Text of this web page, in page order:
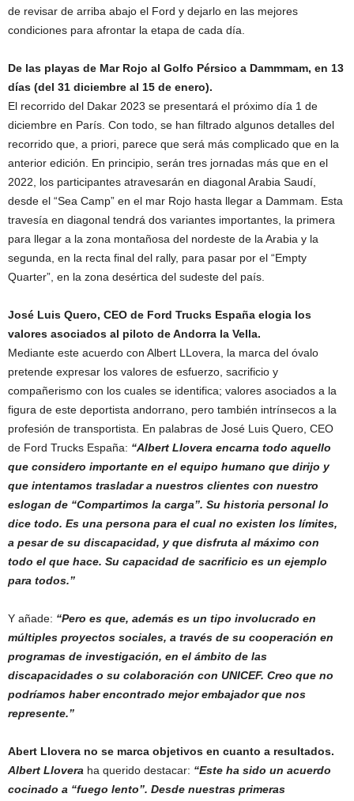
de revisar de arriba abajo el Ford y dejarlo en las mejores
condiciones para afrontar la etapa de cada día.
De las playas de Mar Rojo al Golfo Pérsico a Dammmam, en 13
días (del 31 diciembre al 15 de enero).
El recorrido del Dakar 2023 se presentará el próximo día 1 de
diciembre en París. Con todo, se han filtrado algunos detalles del
recorrido que, a priori, parece que será más complicado que en la
anterior edición. En principio, serán tres jornadas más que en el
2022, los participantes atravesarán en diagonal Arabia Saudí,
desde el “Sea Camp” en el mar Rojo hasta llegar a Dammam. Esta
travesía en diagonal tendrá dos variantes importantes, la primera
para llegar a la zona montañosa del nordeste de la Arabia y la
segunda, en la recta final del rally, para pasar por el “Empty
Quarter”, en la zona desértica del sudeste del país.
José Luis Quero, CEO de Ford Trucks España elogia los
valores asociados al piloto de Andorra la Vella.
Mediante este acuerdo con Albert LLovera, la marca del óvalo
pretende expresar los valores de esfuerzo, sacrificio y
compañerismo con los cuales se identifica; valores asociados a la
figura de este deportista andorrano, pero también intrínsecos a la
profesión de transportista. En palabras de José Luis Quero, CEO
de Ford Trucks España: “Albert Llovera encarna todo aquello
que considero importante en el equipo humano que dirijo y
que intentamos trasladar a nuestros clientes con nuestro
eslogan de “Compartimos la carga”. Su historia personal lo
dice todo. Es una persona para el cual no existen los límites,
a pesar de su discapacidad, y que disfruta al máximo con
todo el que hace. Su capacidad de sacrificio es un ejemplo
para todos.”
Y añade: “Pero es que, además es un tipo involucrado en
múltiples proyectos sociales, a través de su cooperación en
programas de investigación, en el ámbito de las
discapacidades o su colaboración con UNICEF. Creo que no
podríamos haber encontrado mejor embajador que nos
represente.”
Abert Llovera no se marca objetivos en cuanto a resultados.
Albert Llovera ha querido destacar: “Este ha sido un acuerdo
cocinado a “fuego lento”. Desde nuestras primeras